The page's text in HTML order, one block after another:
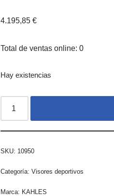
4.195,85 €
Total de ventas online: 0
Hay existencias
SKU: 10950
Categoría: Visores deportivos
Marca: KAHLES